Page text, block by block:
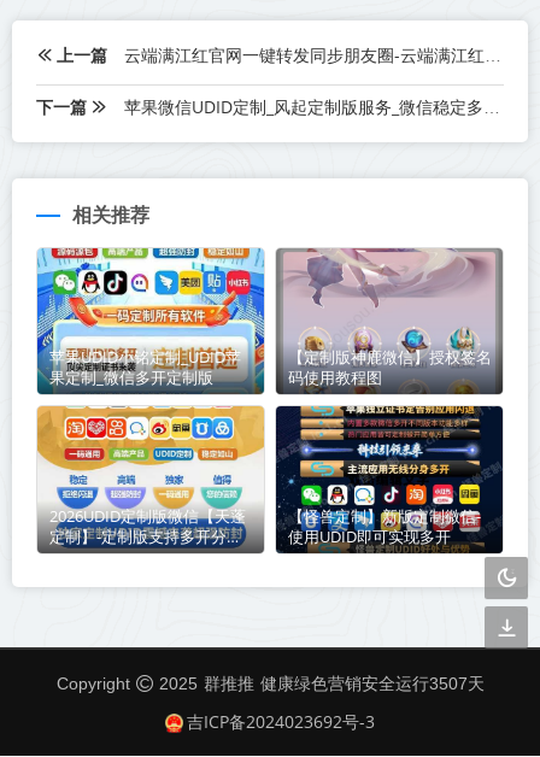
上一篇 云端满江红官网一键转发同步朋友圈-云端满江红官网激活码授权
下一篇 苹果微信UDID定制_风起定制版服务_微信稳定多开版
相关推荐
苹果UDID小铭定制_UDID苹
果定制_微信多开定制版
【定制版神鹿微信】授权签名
码使用教程图
2026UDID定制版微信【天蓬
定制】-定制版支持多开分身
其他app
【怪兽定制】新版定制微信-
使用UDID即可实现多开
Copyright 2025 群推推 健康绿色营销安全运行3507天
吉ICP备2024023692号-3